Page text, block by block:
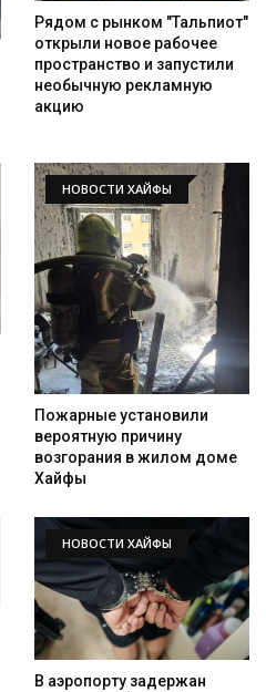
Рядом с рынком "Тальпиот"
открыли новое рабочее
пространство и запустили
необычную рекламную
акцию
НОВОСТИ ХАЙФЫ
Пожарные установили
вероятную причину
возгорания в жилом доме
Хайфы
НОВОСТИ ХАЙФЫ
В аэропорту задержан